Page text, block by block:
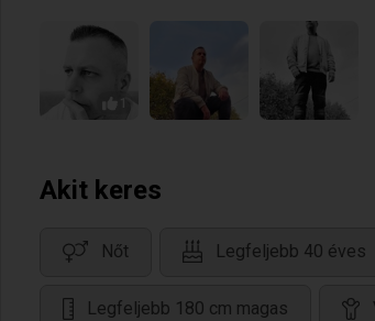
Akit keres
Nőt Legfeljebb 40 éves
Legfeljebb 180 cm magas